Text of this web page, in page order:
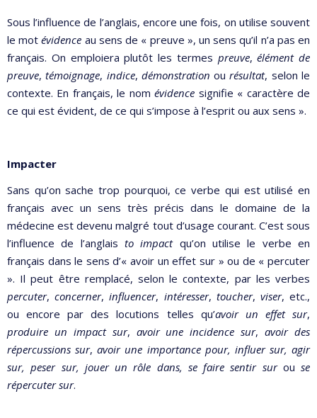
Sous l’influence de l’anglais, encore une fois, on utilise souvent
le motévidence au sens de « preuve », un sens qu’il n’a pas en
français. On emploiera plutôt les termes preuve,élément de
preuve,témoignage, indice, démonstration ourésultat, selon le
contexte. En français, le nomévidence signifie « caractère de
ce qui est évident, de ce qui s’impose à l’esprit ou aux sens ».
Impacter
Sans qu’on sache trop pourquoi, ce verbe qui est utilisé en
français avec un sens très précis dans le domaine de la
médecine est devenu malgré tout d’usage courant. C’est sous
l’influence de l’anglais to impact qu’on utilise le verbe en
français dans le sens d’« avoir un effet sur » ou de « percuter
». Il peut être remplacé, selon le contexte, par les verbes
percuter,concerner,influencer, intéresser, toucher, viser, etc.,
ou encore par des locutions telles qu’avoir un effet sur,
produire un impact sur, avoir une incidence sur,avoir des
répercussions sur,avoir une importance pour, influer sur, agir
sur, peser sur, jouer un rôle dans, se faire sentir surou se
répercuter sur.